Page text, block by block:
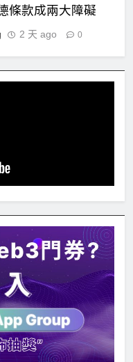
條款成兩大障礙
2 天 ago 0